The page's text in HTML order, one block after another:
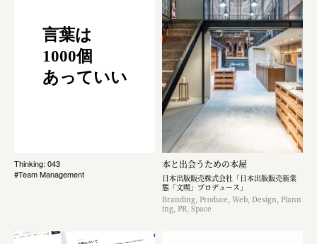
言葉は
1000個
あっていい
Thinking: 043
#Team Management
本と出会うための本屋
日本出版販売株式会社「日本出版販売新業
態「文喫」プロデュース」
Branding, Produce, Web, Design, Plann
ing, PR, Space